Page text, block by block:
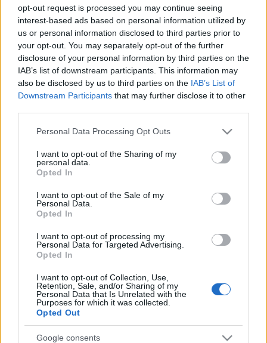
opt-out request is processed you may continue seeing
interest-based ads based on personal information utilized by
us or personal information disclosed to third parties prior to
your opt-out. You may separately opt-out of the further
disclosure of your personal information by third parties on the
IAB’s list of downstream participants. This information may
also be disclosed by us to third parties on the IAB’s List of
Downstream Participants that may further disclose it to other
Please note that this website/app uses one or more Google
not limited to your visit or usage behaviour. You may click to
grant or deny consent to Google and its third-party tags to
use your data for below specified purposes in below Google
consent section.
Personal Data Processing Opt Outs
I want to opt-out of the Sharing of my
personal data.
Opted In
I want to opt-out of the Sale of my
Personal Data.
Opted In
I want to opt-out of processing my
Personal Data for Targeted Advertising.
Opted In
I want to opt-out of Collection, Use,
Retention, Sale, and/or Sharing of my
Personal Data that Is Unrelated with the
Purposes for which it was collected.
Opted Out
Google consents
KosborTrió:A KosborTrió 1987-ben alakult,
jelenlegi felállásában két éve zenélnek együtt. A trió
énekese és dalszerzője Tamás Benedek (lantgitár,
barit-oud, mando-lant, bőgő), a triót Gyulai Csaba
(gadulka, valamint udu, daf, cajon és más
ütőhangszerek) és Nemes János (kavola, tenor-és
Turek Miklós:Turek Miklós a Színház- és
Filmművészeti Egyetemen töltött évek után
filmforgatásokon. A Madách és a Vígszínházban,
valamint a Győri és a Tatabányai Színházban is
népszerű művész együtt forgatott Szabó Istvánnal,
Jancsó Miklóssal, Ragályi Elemérrel, Bujtor Istvánnal,
Herendi Gáborral és Goda Krisztával is.